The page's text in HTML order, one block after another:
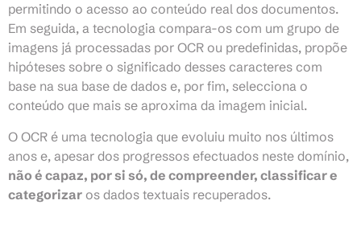
permitindo o acesso ao conteúdo real dos documentos.
Em seguida, a tecnologia compara-os com um grupo de
imagens já processadas por OCR ou predefinidas, propõe
hipóteses sobre o significado desses caracteres com
base na sua base de dados e, por fim, selecciona o
conteúdo que mais se aproxima da imagem inicial.
O OCR é uma tecnologia que evoluiu muito nos últimos
anos e, apesar dos progressos efectuados neste domínio,
não é capaz, por si só, de compreender, classificar e
categorizar os dados textuais recuperados.